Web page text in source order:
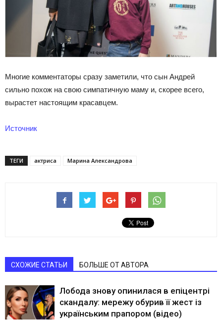
Многие комментаторы сразу заметили, что сын Андрей
сильно похож на свою симпатичную маму и, скорее всего,
вырастет настоящим красавцем.
Источник
ТЕГИ актриса Марина Александрова
СХОЖИЕ СТАТЬИ БОЛЬШЕ ОТ АВТОРА
Лобода знову опинилася в епіцентрі
скандалу: мережу обурив її жест із
українським прапором (відео)